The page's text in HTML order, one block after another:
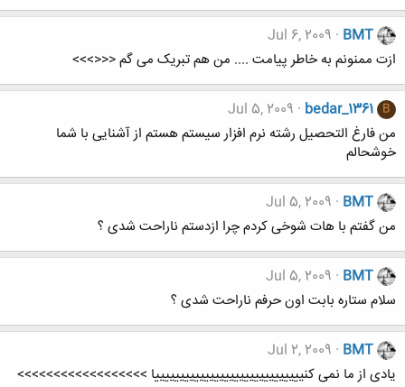
BMT
Jul 6, 2009
ازت ممنونم به خاطر پیامت .... من هم تبریک می گم <<<>>>
B
bedar_1361
Jul 5, 2009
من فارغ التحصیل رشته نرم افزار سیستم هستم از آشنایی با شما
خوشحالم
BMT
Jul 5, 2009
من گفتم با هات شوخی کردم چرا ازدستم ناراحت شدی ؟
BMT
Jul 5, 2009
سلام ستاره بابت اون حرفم ناراحت شدی ؟
BMT
Jul 2, 2009
یادی از ما نمی کنییییییییییییییییییییییییییییییا >>>>>>>>>>>>>>>>>>